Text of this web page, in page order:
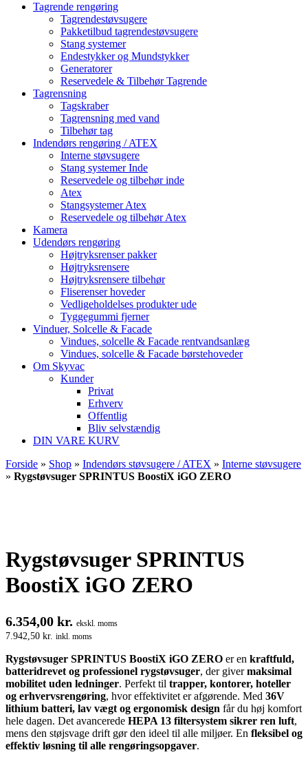
Tagrende rengøring
Tagrendestøvsugere
Pakketilbud tagrendestøvsugere
Stang systemer
Endestykker og Mundstykker
Generatorer
Reservedele & Tilbehør Tagrende
Tagrensning
Tagskraber
Tagrensning med vand
Tilbehør tag
Indendørs rengøring / ATEX
Interne støvsugere
Stang systemer Inde
Reservedele og tilbehør inde
Atex
Stangsystemer Atex
Reservedele og tilbehør Atex
Kamera
Udendørs rengøring
Højtryksrenser pakker
Højtryksrensere
Højtryksrensere tilbehør
Fliserenser hoveder
Vedligeholdelses produkter ude
Tyggegummi fjerner
Vinduer, Solcelle & Facade
Vindues, solcelle & Facade rentvandsanlæg
Vindues, solcelle & Facade børstehoveder
Om Skyvac
Kunder
Privat
Erhverv
Offentlig
Bliv selvstændig
DIN VARE KURV
Forside » Shop » Indendørs støvsugere / ATEX » Interne støvsugere
» Rygstøvsuger SPRINTUS BoostiX iGO ZERO
Rygstøvsuger SPRINTUS
BoostiX iGO ZERO
6.354,00 kr. ekskl. moms
7.942,50 kr. inkl. moms
Rygstøvsuger SPRINTUS BoostiX iGO ZERO er en kraftfuld,
batteridrevet og professionel rygstøvsuger, der givermaksimal
mobilitet uden ledninger. Perfekt til trapper, kontorer, hoteller
og erhvervsrengøring, hvor effektivitet er afgørende. Med 36V
lithium batteri, lav vægt og ergonomisk design får du høj komfort
hele dagen. Det avancerede HEPA 13 filtersystem sikrer ren luft,
mens den støjsvage drift gør den ideel til alle miljøer. En fleksibel og
effektiv løsning til alle rengøringsopgaver.